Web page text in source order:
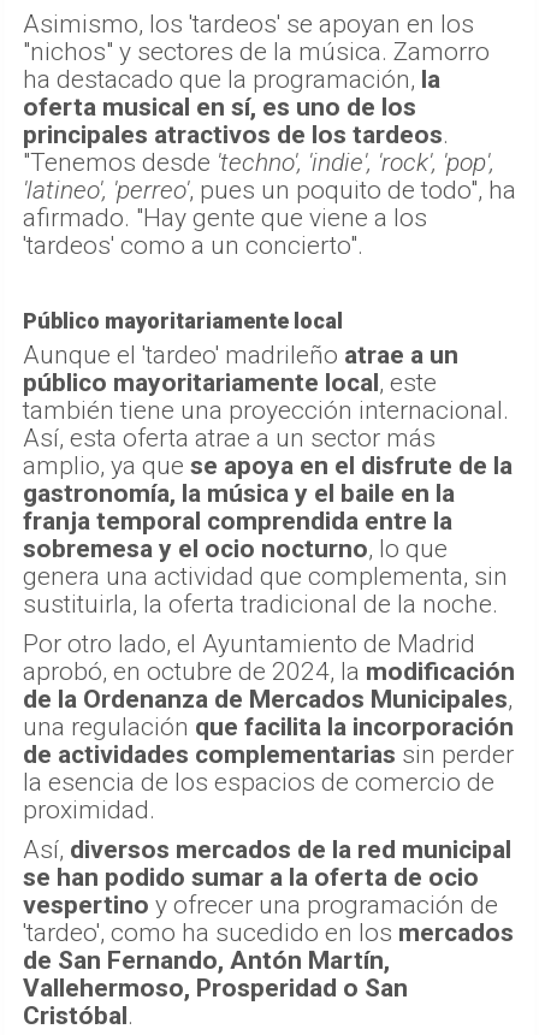
Asimismo, los 'tardeos' se apoyan en los
"nichos" y sectores de la música. Zamorro
ha destacado que la programación, la
oferta musical en sí, es uno de los
principales atractivos de los tardeos.
"Tenemos desde 'techno', 'indie', 'rock', 'pop',
'latineo', 'perreo', pues un poquito de todo", ha
afirmado. "Hay gente que viene a los
'tardeos' como a un concierto".
Público mayoritariamente local
Aunque el 'tardeo' madrileño atrae a un
público mayoritariamente local, este
también tiene una proyección internacional.
Así, esta oferta atrae a un sector más
amplio, ya que se apoya en el disfrute de la
gastronomía, la música y el baile en la
franja temporal comprendida entre la
sobremesa y el ocio nocturno, lo que
genera una actividad que complementa, sin
sustituirla, la oferta tradicional de la noche.
Por otro lado, el Ayuntamiento de Madrid
aprobó, en octubre de 2024, la modificación
de la Ordenanza de Mercados Municipales,
una regulación que facilita la incorporación
de actividades complementarias sin perder
la esencia de los espacios de comercio de
proximidad.
Así, diversos mercados de la red municipal
se han podido sumar a la oferta de ocio
vespertino y ofrecer una programación de
'tardeo', como ha sucedido en los mercados
de San Fernando, Antón Martín,
Vallehermoso, Prosperidad o San
Cristóbal.